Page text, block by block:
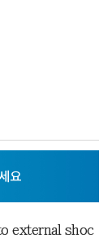
external shoc